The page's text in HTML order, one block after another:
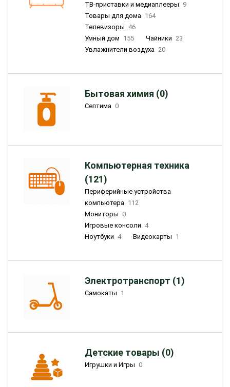
ТВ-приставки и медиаплееры 9
Товары для дома 164
Телевизоры 46
Умный дом 155 Чайники 23
Увлажнители воздуха 20
Бытовая химия (0)
Септима 0
Компьютерная техника
(121)
Периферийные устройства
компьютера 112
Мониторы 0
Игровые консоли 4
Ноутбуки 4 Видеокарты 1
Электротранспорт (1)
Самокаты 1
Детские товары (0)
Игрушки и Игры 0